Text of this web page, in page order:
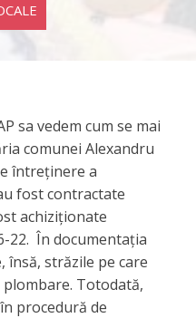
sa vedem cum se mai
comunei Alexandru
întreținere a
fost contractate
achiziționate
22. În documentația
însă, străzile pe care
Totodată,
procedură de